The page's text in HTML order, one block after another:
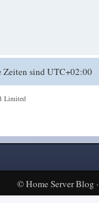
sindUTC+02:00
Limited
©Home Server Blog